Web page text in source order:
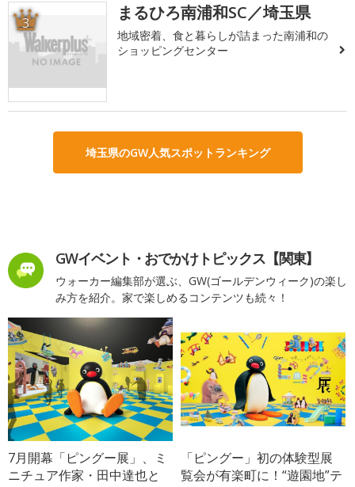
3 まるひろ南浦和SC／埼玉県
地域密着、食と暮らしが詰まった南浦和の
ショッピングセンター
埼玉県のGW人気スポットランキング
GWイベント・おでかけトピックス【関東】
ウォーカー編集部が選ぶ、GW(ゴールデンウィーク)の楽し
み方を紹介。家で楽しめるコンテンツも続々！
7月開幕「ピングー展」、ミ
ニチュア作家・田中達也と
「ピングー」初の体験型展
覧会が有楽町に！“遊園地”テ